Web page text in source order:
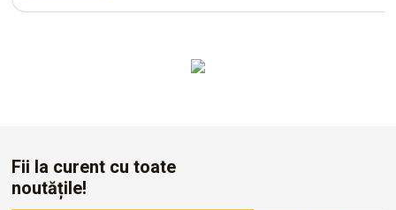
Fii la curent cu toate
noutățile!